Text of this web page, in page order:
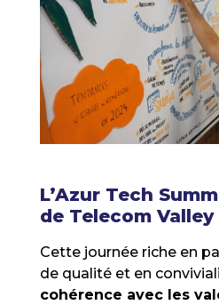
L’Azur Tech
de Telecom Valley
Cette journée riche en
de qualité et en
cohérence avec les